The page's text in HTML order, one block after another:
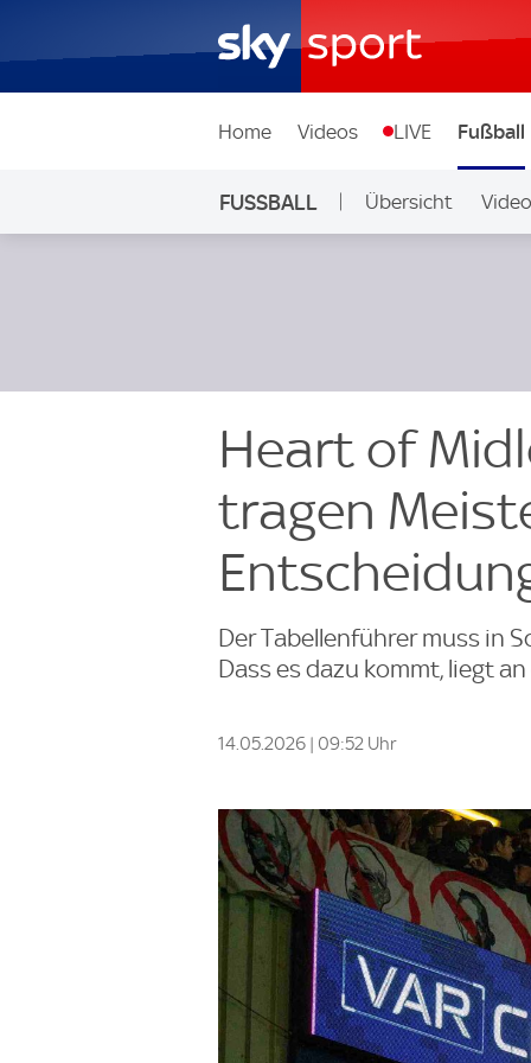
Home Videos LIVE Fußball
FUSSBALL Übersicht
Heart of
tragen
Der Tabellenführer muss in
Dass es dazu kommt, liegt
14.05.2026 | 09:52 Uhr